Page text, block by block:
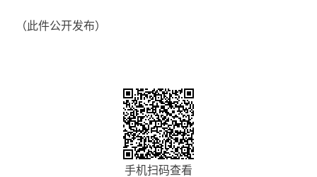
（此件公开发布）
手机扫码查看